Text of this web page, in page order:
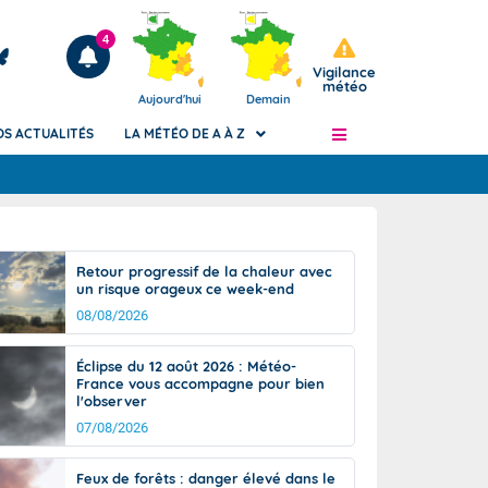
Articles
4
Aujourd'hui Demain
Vigilance
météo
de
Phénomènes dangereux de J+2 à J+7
Avertissement pluies intenses à l'échelle
des communes (Apic)
Bulletins Marine
Bulletins d'estimation du risque
d'avalanche
Météo des forêts
Vigicrues
ACTUALITÉS LA MÉTÉO DE A À Z
Retour progressif de la chaleur avec
un risque orageux ce week-end
08/08/2026
Éclipse du 12 août 2026 : Météo-
France vous accompagne pour bien
l'observer
07/08/2026
Feux de forêts : danger élevé dans le